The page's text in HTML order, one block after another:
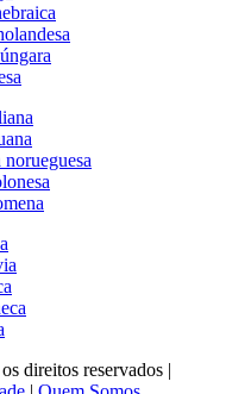
direitos reservados |